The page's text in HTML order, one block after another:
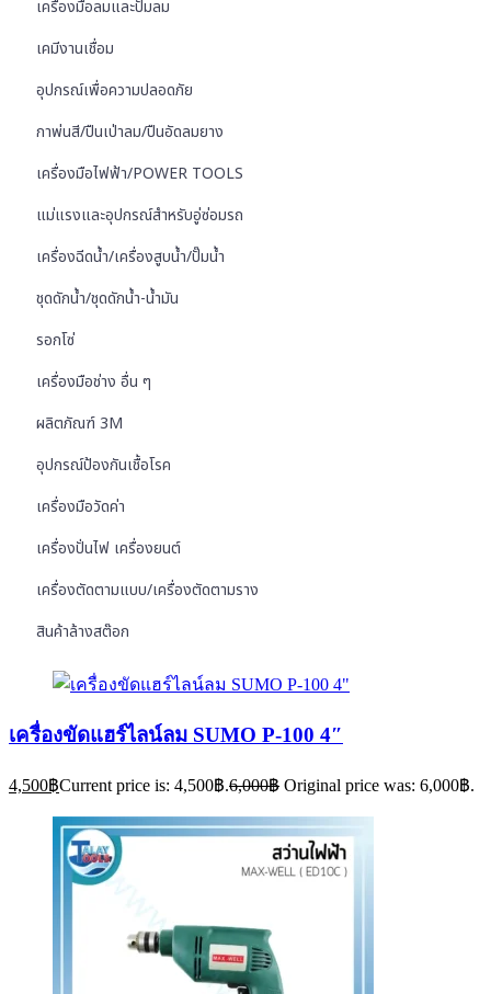
เครื่องมือลมและปั๊มลม
เคมีงานเชื่อม
อุปกรณ์เพื่อความปลอดภัย
กาพ่นสี/ปืนเป่าลม/ปืนอัดลมยาง
เครื่องมือไฟฟ้า/POWER TOOLS
แม่แรงและอุปกรณ์สำหรับอู่ซ่อมรถ
เครื่องฉีดน้ำ/เครื่องสูบน้ำ/ปั๊มน้ำ
ชุดดักน้ำ/ชุดดักน้ำ-น้ำมัน
รอกโซ่
เครื่องมือช่าง อื่น ๆ
ผลิตภัณฑ์ 3M
อุปกรณ์ป้องกันเชื้อโรค
เครื่องมือวัดค่า
เครื่องปั่นไฟ เครื่องยนต์
เครื่องตัดตามแบบ/เครื่องตัดตามราง
สินค้าล้างสต๊อก
เครื่องขัดแฮร์ไลน์ลม SUMO P-100 4″
4,500฿Current price is: 4,500฿.6,000฿ Original price was: 6,000฿.